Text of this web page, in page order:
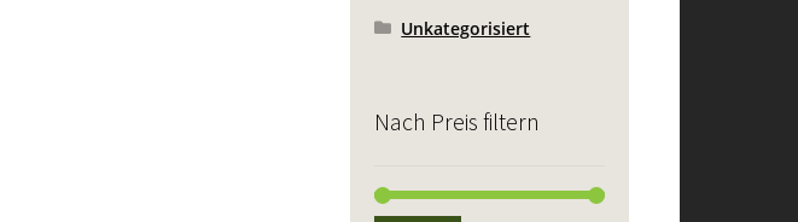
Unkategorisiert
Nach Preis filtern